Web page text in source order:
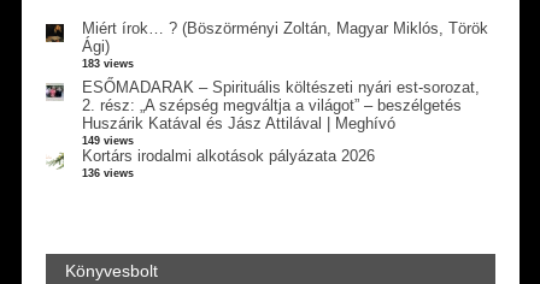
Miért írok… ? (Böszörményi Zoltán, Magyar Miklós, Török
Ági)
183 views
ESŐMADARAK – Spirituális költészeti nyári est-sorozat,
2. rész: „A szépség megváltja a világot” – beszélgetés
Huszárik Katával és Jász Attilával | Meghívó
149 views
Kortárs irodalmi alkotások pályázata 2026
136 views
Könyvesbolt